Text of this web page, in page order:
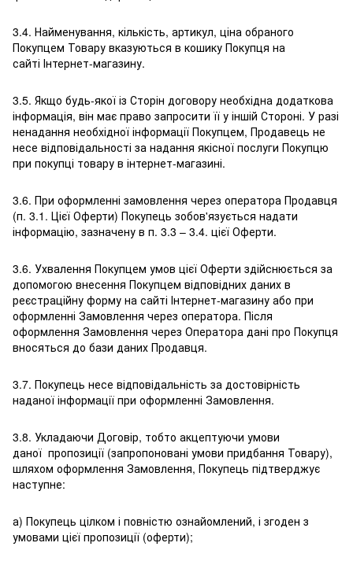
3.4. Найменування, кількість, артикул, ціна обраного
Покупцем Товару вказуються в кошику Покупця на
сайті Інтернет-магазину.
3.5. Якщо будь-якої із Сторін договору необхідна додаткова
інформація, він має право запросити її у іншій Стороні. У разі
ненадання необхідної інформації Покупцем, Продавець не
несе відповідальності за надання якісної послуги Покупцю
при покупці товару в інтернет-магазині.
3.6. При оформленні замовлення через оператора Продавця
(п. 3.1. Цієї Оферти) Покупець зобов'язується надати
інформацію, зазначену в п. 3.3 – 3.4. цієї Оферти.
3.6. Ухвалення Покупцем умов цієї Оферти здійснюється за
допомогою внесення Покупцем відповідних даних в
реєстраційну форму на сайті Інтернет-магазину або при
оформленні Замовлення через оператора. Після
оформлення Замовлення через Оператора дані про Покупця
вносяться до бази даних Продавця.
3.7. Покупець несе відповідальність за достовірність
наданої інформації при оформленні Замовлення.
3.8. Укладаючи Договір, тобто акцептуючи умови
даної пропозиції (запропоновані умови придбання Товару),
шляхом оформлення Замовлення, Покупець підтверджує
наступне:
а) Покупець цілком і повністю ознайомлений, і згоден з
умовами цієї пропозиції (оферти);